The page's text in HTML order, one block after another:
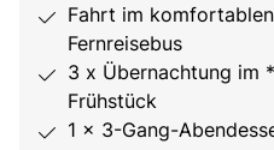
Fahrt im
Fernreisebus
3 x Übernachtung im
Frühstück
1 x 3-Gang-